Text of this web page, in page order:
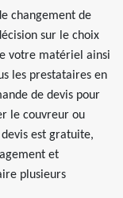
changement de
sur le choix
votre matériel ainsi
les prestataires en
de devis pour
le couvreur ou
devis est gratuite,
et
plusieurs